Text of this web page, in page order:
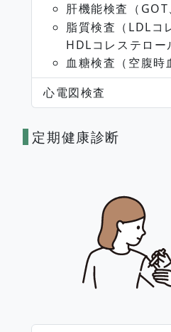
肝機能検査（
脂質検査（LDLコ
HDLコレステロー
血糖検査（空腹時
心電図検査
定期健康診断